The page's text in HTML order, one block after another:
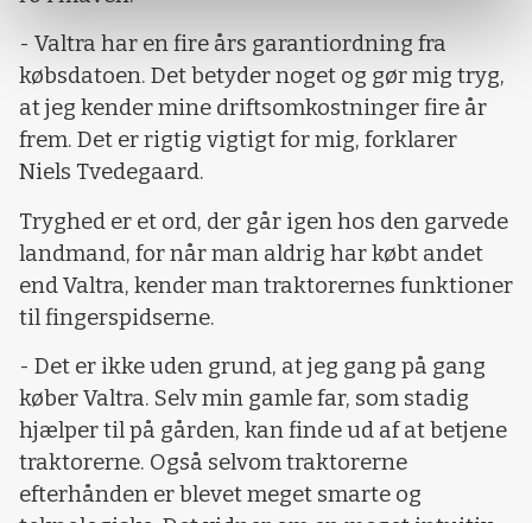
- Valtra har en fire års garantiordning fra
købsdatoen. Det betyder noget og gør mig tryg,
at jeg kender mine driftsomkostninger fire år
frem. Det er rigtig vigtigt for mig, forklarer
Niels Tvedegaard.
Tryghed er et ord, der går igen hos den garvede
landmand, for når man aldrig har købt andet
end Valtra, kender man traktorernes funktioner
til fingerspidserne.
- Det er ikke uden grund, at jeg gang på gang
køber Valtra. Selv min gamle far, som stadig
hjælper til på gården, kan finde ud af at betjene
traktorerne. Også selvom traktorerne
efterhånden er blevet meget smarte og